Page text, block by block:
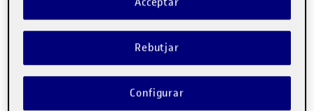
Rebutjar
Configurar